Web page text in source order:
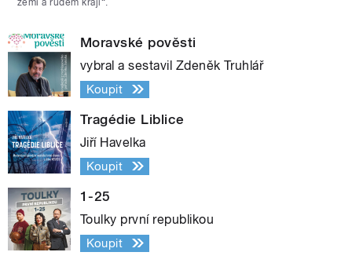
Moravské pověsti
vybral a sestavil Zdeněk Truhlář
Koupit
Tragédie Liblice
Jiří Havelka
Koupit
1-25
Toulky první republikou
Koupit